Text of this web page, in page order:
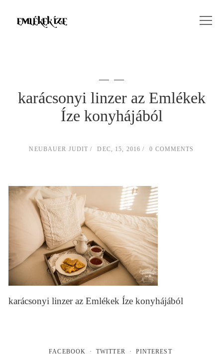
karácsonyi linzer az Emlékek
Íze konyhájából
NEUBAUER JUDIT DEC, 15, 2016 0 COMMENTS
karácsonyi linzer az Emlékek Íze konyhájából
FACEBOOK TWITTER PINTEREST